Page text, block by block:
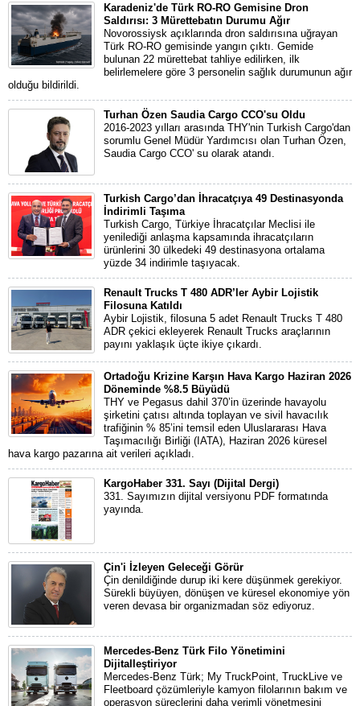
Karadeniz'de Türk RO-RO Gemisine Dron
Saldırısı: 3 Mürettebatın Durumu Ağır
Novorossiysk açıklarında dron saldırısına uğrayan
Türk RO-RO gemisinde yangın çıktı. Gemide
bulunan 22 mürettebat tahliye edilirken, ilk
belirlemelere göre 3 personelin sağlık durumunun ağır
olduğu bildirildi.
Turhan Özen Saudia Cargo CCO'su Oldu
2016-2023 yılları arasında THY'nin Turkish Cargo'dan
sorumlu Genel Müdür Yardımcısı olan Turhan Özen,
Saudia Cargo CCO' su olarak atandı.
Turkish Cargo’dan İhracatçıya 49 Destinasyonda
İndirimli Taşıma
Turkish Cargo, Türkiye İhracatçılar Meclisi ile
yenilediği anlaşma kapsamında ihracatçıların
ürünlerini 30 ülkedeki 49 destinasyona ortalama
yüzde 34 indirimle taşıyacak.
Renault Trucks T 480 ADR’ler Aybir Lojistik
Filosuna Katıldı
Aybir Lojistik, filosuna 5 adet Renault Trucks T 480
ADR çekici ekleyerek Renault Trucks araçlarının
payını yaklaşık üçte ikiye çıkardı.
Ortadoğu Krizine Karşın Hava Kargo Haziran 2026
Döneminde %8.5 Büyüdü
THY ve Pegasus dahil 370’in üzerinde havayolu
şirketini çatısı altında toplayan ve sivil havacılık
trafiğinin % 85’ini temsil eden Uluslararası Hava
Taşımacılığı Birliği (IATA), Haziran 2026 küresel
hava kargo pazarına ait verileri açıkladı.
KargoHaber 331. Sayı (Dijital Dergi)
331. Sayımızın dijital versiyonu PDF formatında
yayında.
Çin'i İzleyen Geleceği Görür
Çin denildiğinde durup iki kere düşünmek gerekiyor.
Sürekli büyüyen, dönüşen ve küresel ekonomiye yön
veren devasa bir organizmadan söz ediyoruz.
Mercedes-Benz Türk Filo Yönetimini
Dijitalleştiriyor
Mercedes-Benz Türk; My TruckPoint, TruckLive ve
Fleetboard çözümleriyle kamyon filolarının bakım ve
operasyon süreçlerini daha verimli yönetmesini